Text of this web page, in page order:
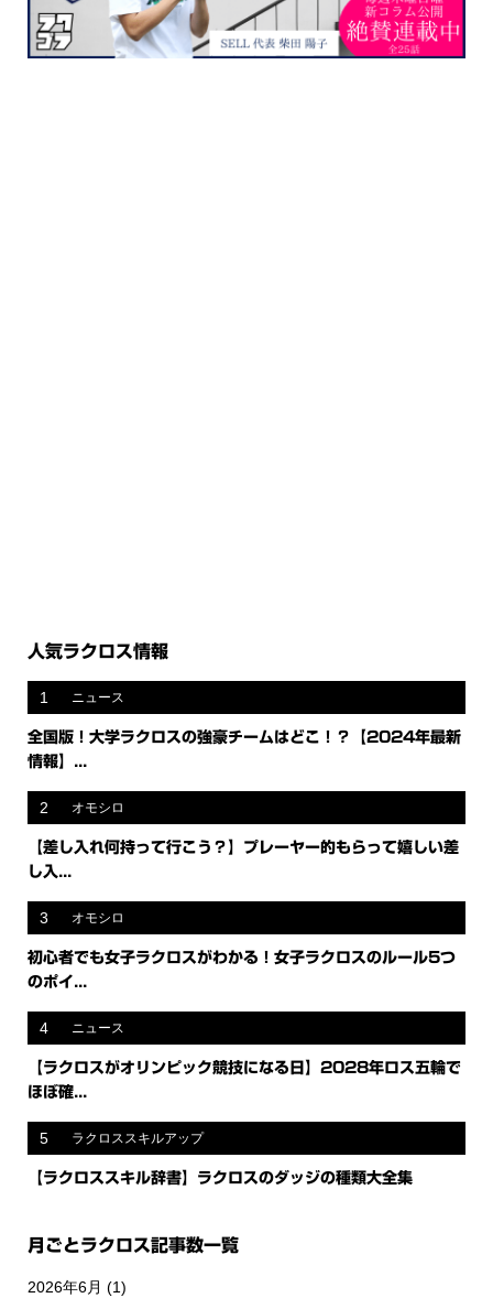
人気ラクロス情報
1 ニュース
全国版！大学ラクロスの強豪チームはどこ！？【2024年最新
情報】...
2 オモシロ
【差し入れ何持って行こう？】プレーヤー的もらって嬉しい差
し入...
3 オモシロ
初心者でも女子ラクロスがわかる！女子ラクロスのルール5つ
のポイ...
4 ニュース
【ラクロスがオリンピック競技になる日】2028年ロス五輪で
ほぼ確...
5 ラクロススキルアップ
【ラクロススキル辞書】ラクロスのダッジの種類大全集
月ごとラクロス記事数一覧
2026年6月 (1)